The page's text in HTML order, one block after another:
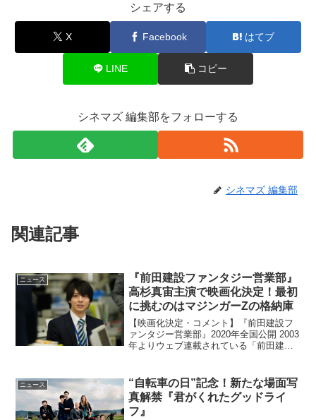
シェアする
X Facebook はてブ
LINE コピー
シネマズ 編集部をフォローする
シネマズ 編集部
関連記事
ニュース
『前田建設ファンタジー営業部』
高杉真宙主演で映画化決定！最初
に挑むのはマジンガーZの格納庫
【映画化決定・コメント】『前田建設フ
ァンタジー営業部』2020年全国公開 2003
年よりウェブ連載されている「前田建設
することが決定した。 「前田建設ファン
タシ...
ニュース
“自転車の日”記念！新たな場面写
真解禁『君がくれたグッドライ
フ』